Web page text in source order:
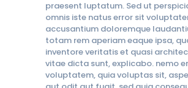
praesent luptatum. Sed ut
omnis iste natus error sit
accusantium doloremque
totam rem aperiam eaque ipsa,
inventore veritatis et quasi
vitae dicta sunt, explicabo. nemo
voluptatem, quia voluptas sit,